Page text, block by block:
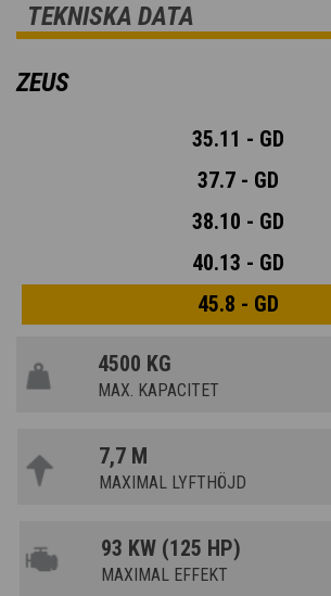
TEKNISKA DATA
ZEUS
35.11 - GD
37.7 - GD
38.10 - GD
40.13 - GD
45.8 - GD
4500 KG
MAX. KAPACITET
7,7 M
MAXIMAL LYFTHÖJD
93 KW (125 HP)
MAXIMAL EFFEKT